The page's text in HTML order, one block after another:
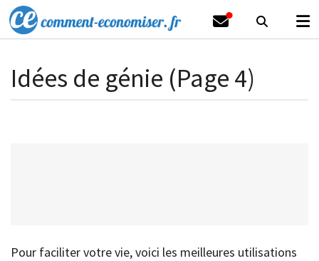
Idées de génie (Page 4)
Pour faciliter votre vie, voici les meilleures utilisations